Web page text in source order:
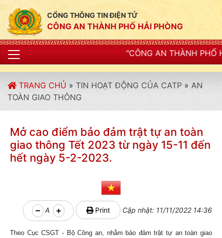
CỔNG THÔNG TIN ĐIỆN TỬ
CÔNG AN THÀNH PHỐ HẢI PHÒNG
"CÔNG AN THÀNH PHỐ HẢI PHÒNG
TRANG CHỦ » TIN HOẠT ĐỘNG CỦA CATP » AN
TOÀN GIAO THÔNG
Mở cao điểm bảo đảm trật tự an toàn
giao thông Tết 2023 từ ngày 15-11 đến
hết ngày 5-2-2023.
A Print Cập nhật: 11/11/2022 14:36
Theo Cục CSGT - Bộ Công an, nhằm bảo đảm trật tự an toàn giao